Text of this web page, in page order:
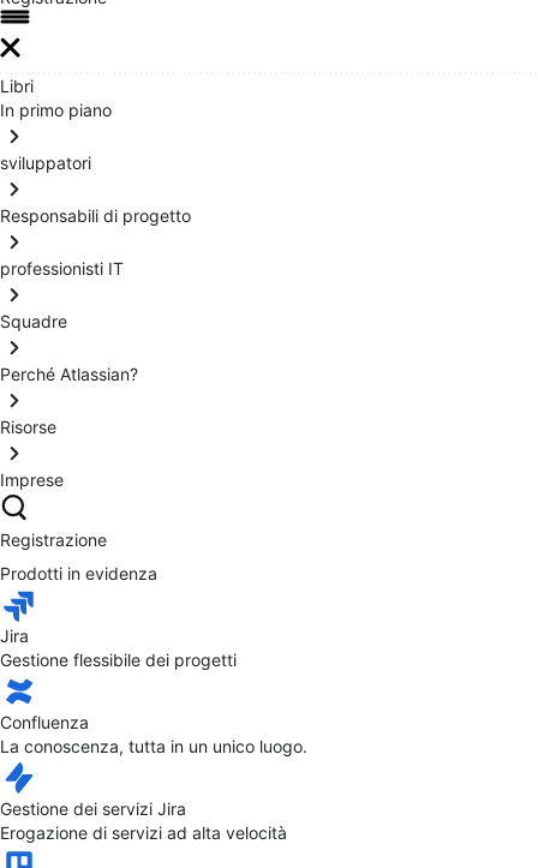
Libri
In primo piano
sviluppatori
Responsabili di progetto
professionisti IT
Squadre
Perché Atlassian?
Risorse
Imprese
Registrazione
Prodotti in evidenza
Jira
Gestione flessibile dei progetti
Confluenza
La conoscenza, tutta in un unico luogo.
Gestione dei servizi Jira
Erogazione di servizi ad alta velocità